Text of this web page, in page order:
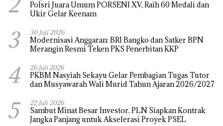
Polsri Juara Umum PORSENI XV, Raih 60 Medali dan
Ukir Gelar Keenam
3 30 Juli 2026
Modernisasi Anggaran: BRI Bangko dan Satker BPN
Merangin Resmi Teken PKS Penerbitan KKP
4 26 Juli 2026
PKBM Nasyiah Sekayu Gelar Pembagian Tugas Tutor
dan Musyawarah Wali Murid Tahun Ajaran 2026/2027
5 22 Juli 2026
Sambut Minat Besar Investor, PLN Siapkan Kontrak
Jangka Panjang untuk Akselerasi Proyek PSEL